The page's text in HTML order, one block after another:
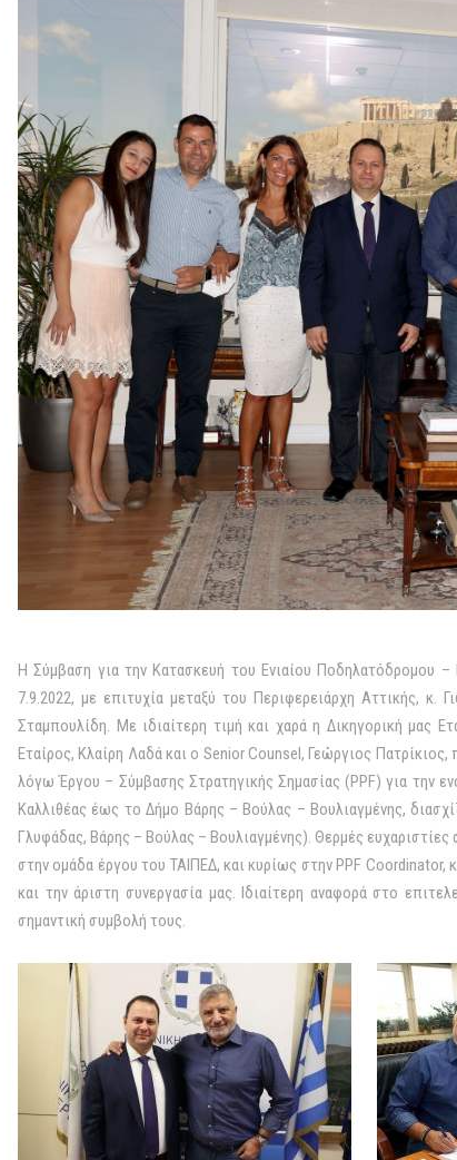
Η Σύμβαση για την Κατασκευή του Ενιαίου Ποδηλατόδρομου
7.9.2022, με επιτυχία μεταξύ του Περιφερειάρχη Αττικής,
Σταμπουλίδη. Με ιδιαίτερη τιμή και χαρά η Δικηγορική μας
Εταίρος, Κλαίρη Λαδά και ο Senior Counsel, Γεώργιος
λόγω Έργου – Σύμβασης Στρατηγικής Σημασίας (PPF) για την
Καλλιθέας έως το Δήμο Βάρης – Βούλας – Βουλιαγμένης,
Γλυφάδας, Βάρης – Βούλας – Βουλιαγμένης). Θερμές
στην ομάδα έργου του ΤΑΙΠΕΔ, και κυρίως στην PPF
και την άριστη συνεργασία μας. Ιδιαίτερη αναφορά στο
σημαντική συμβολή τους.